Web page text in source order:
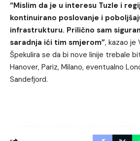
“Mislim da je u interesu Tuzle i
kontinuirano poslovanje i
infrastrukturu. Prilično sam
saradnja ići tim smjerom”, kazao je
Špekulira se da bi nove linije trebale
Hanover, Pariz, Milano, eventualno
Sandefjord.